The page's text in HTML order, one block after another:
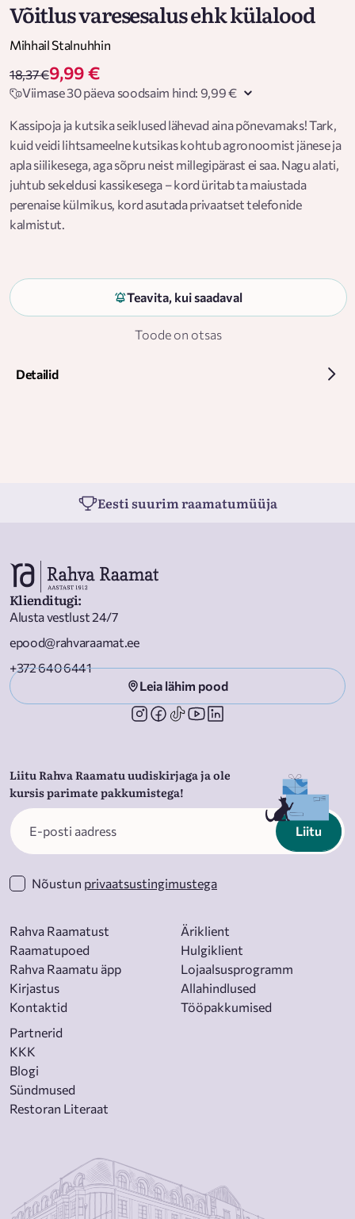
Võitlus varesesalus ehk külalood
Mihhail Stalnuhhin
18,37 €9,99 €
Viimase 30 päeva soodsaim hind: 9,99 €
Kassipoja ja kutsika seiklused lähevad aina põnevamaks! Tark,
kuid veidi lihtsameelne kutsikas kohtub agronoomist jänese ja
apla siilikesega, aga sõpru neist millegipärast ei saa. Nagu alati,
juhtub sekeldusi kassikesega – kord üritab ta maiustada
perenaise külmikus, kord asutada privaatset telefonide
kalmistut.
kosmosetulnukatest ja võitlusest ülbete varestega,
merikaelkirjakust ja salapärasest „ameeriklasest“, kes elavat
metsajärves, ning paljust muustki, mis toimub majas vikerkaare
Teavita, kui saadaval
Toode on otsas
Detailid
Eesti suurim raamatumüüja
Klienditugi:
Alusta vestlust 24/7
epood@rahvaraamat.ee
+372 640 6441
Leia lähim pood
Liitu Rahva Raamatu uudiskirjaga ja ole
kursis parimate pakkumistega!
Liitu
Nõustun privaatsustingimustega
Rahva Raamatust
Raamatupoed
Rahva Raamatu äpp
Kirjastus
Kontaktid
Äriklient
Hulgiklient
Lojaalsusprogramm
Allahindlused
Tööpakkumised
Partnerid
KKK
Blogi
Sündmused
Restoran Literaat